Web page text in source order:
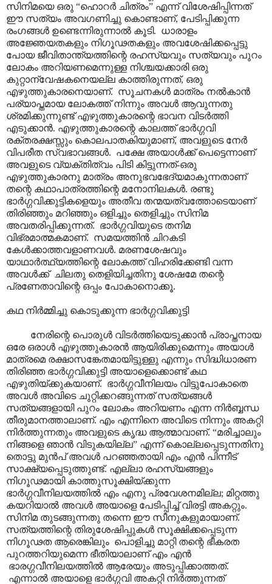
സിനിമയെ ഒരു “ഹൊറർ ചിത്രം” എന്ന് വിശേഷിപ്പിന്നത്
ഈ സത്യം അവഗണിച്ചു കൊണ്ടാണ്, പേടിപ്പിക്കുന്ന
രംഗങ്ങൾ ഉണ്ടെന്നിരുന്നാൽ കൂടി. ധാരാളം
അജ്ഞേയതകളും നിഗൂഢതകളും അവശേഷിക്കപ്പെട്ടു
പോയ ജീവിതാന്ത്യത്തിന്റെ രഹസ്യവും സത്യവും പുറം
ലോകം അറിയണമെന്നുള്ള നിശ്ചയക്കാരി ഒരു
കുറ്റാന്വേഷകനെയല്ല കാത്തിരുന്നത്, ഒരു
എഴുത്തുകാരനെയാണ്. സൂചനകൾ മാത്രം നൽകാൻ
പര്യാപ്തമായ ലോകത്ത് നിന്നും അവൾ ആവുന്നതു
ശ്രമിക്കുന്നുണ്ട് എഴുത്തുകാരന്റെ ഭാവന വിടർത്തി
എടുക്കാൻ. എഴുത്തുകാരന്റെ കാലത്ത് ഭാർഗ്ഗവി
രക്തരക്ഷസ്സും കൊലപാതകിയുമാണ്, അവളുടെ നേർ
വിപരീത സ്വഭാവങ്ങൾ. പക്ഷേ അയാൾക്ക് പെട്ടെന്നാണ്
അവളുടെ വ്യക്തിത്വം പിടി കിട്ടുന്നത്-ഒരു
എഴുത്തുകാരനു മാത്രം അനുഭവഭേദ്യമാകുന്നതാണ്
തന്റെ കഥാപാത്രത്തിന്റെ മനോനിലകൾ. രണ്ടു
ഭാർഗ്ഗവിക്കുട്ടികളെയും അതീവ തന്മയത്വത്തോടെയാണ്
തിരിഞ്ഞും മറിഞ്ഞും ഒളിച്ചും തെളിച്ചും സിനിമ
അവതരിപ്പിക്കുന്നത്. ഭാർഗ്ഗവിയുടെ തനിമ
വിഭ്രമാത്മകമാണ്. സമയത്തിൻ ചിറകടി
കേൾക്കാത്തവളാണവൾ. മരണശേഷവും
യാഥാർത്ഥ്യത്തിന്റെ ലോകത്ത് വിഹരിക്കേണ്ടി വന്ന
അവൾക്ക് ചിലതു തെളിയിച്ചതിനു ശേഷമേ തന്റെ
പ്രണേതാവിന്റെ ഒപ്പം പോകാനൊക്കൂ.
കഥ നിർമ്മിച്ചു കൊടുക്കുന്ന ഭാർഗ്ഗവിക്കുട്ടി
നേരിന്റെ പൊരുൾ വിടർത്തിയെടുക്കാൻ പ്രാപ്തനായ
ഒരേ ഒരാൾ എഴുത്തുകാരൻ ആയിരിക്കുമെന്നും അയാൾ
മാത്രമെ രക്ഷാസങ്കേതമായിട്ടുള്ളു എന്നും സിദ്ധിധാരണ
തിരിഞ്ഞ ഭാർഗ്ഗവിക്കുട്ടി അയാളെക്കൊണ്ട് കഥ
എഴുതിയ്ക്കുകയാണ്. ഭാർഗ്ഗവീനിലയം വിട്ടുപോകാതെ
അവൾ അവിടെ ചുറ്റിക്കറങ്ങുന്നത് സത്യങ്ങൾ
സത്യങ്ങളായി പുറം ലോകം അറിയണം എന്ന നിർബ്ബന്ധ
തീരുമാനത്താലാണ്. എം എന്നിനെ അവിടെ നിന്നും അകറ്റി
നിർത്തുന്നതും അവളുടെ കൃദ്ധ ആത്മാവാണ്. “മരിച്ചാലും
നിങ്ങളെ ഞാൻ വിടുകയില്ല” എന്ന് കൊല്ലപ്പെടുന്നതിനു
തൊട്ടു മുൻപ് അവൾ പറഞ്ഞതായി എം എൻ പിന്നീട്
സാക്ഷ്യപ്പെടുത്തുണ്ട്. എല്ലാ രഹസ്യങ്ങളും
നിഗൂഢമായി കാത്തുസൂക്ഷിയ്ക്കുന്ന
ഭാർഗ്ഗവീനിലയത്തിൽ എം എനു പ്രവേശനമില്ല; മിറ്റത്തു
കയറിയാൽ അവൾ അയാളെ പേടിപ്പിച്ച് വിരട്ടി അകറ്റും.
സിനിമ തുടങ്ങുന്നതു തന്നെ ഈ സീനുകളുമായാണ്.
സത്യത്തിന്റെ തിരുശേഷിപ്പുകൾ സൂക്ഷിക്കപ്പെടുന്ന
നിഗൂഢത ആരെങ്കിലും പൊളിച്ചു മാറ്റി തന്റെ ഭീകരത
പുറത്തറിയുമെന്ന ഭീതിയാലാണ് എം എൻ
ഭാരഗ്ഗവീനിലയത്തിൽ ആരേയും അടുപ്പിക്കാത്തത്.
എന്നാൽ അയാളെ ഭാർഗ്ഗവി അകറ്റി നിർത്തുന്നത്